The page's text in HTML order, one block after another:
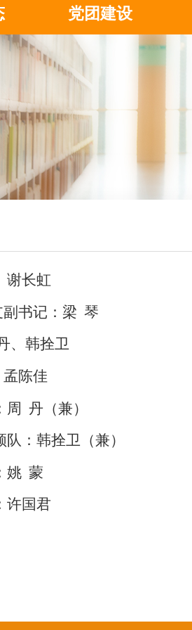
党团建设
谢长虹
书记：梁 琴
、韩拴卫
孟陈佳
丹（兼）
： 韩拴卫 （兼）
姚 蒙
许国君